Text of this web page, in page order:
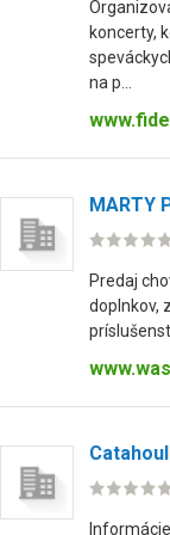
koncerty,
na p...
MARTY
Predaj
doplnkov,